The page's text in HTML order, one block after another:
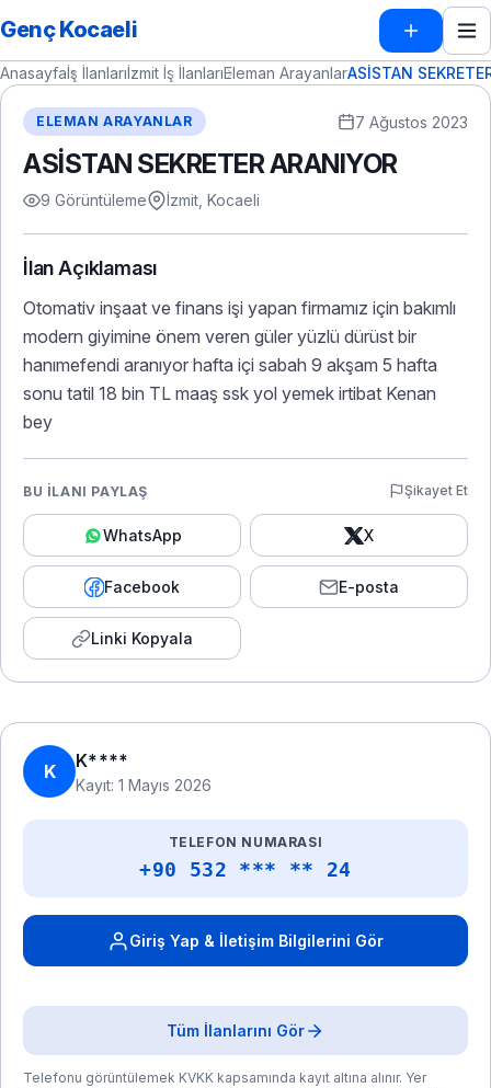
Genç Kocaeli
Anasayfaİş İlanlarıİzmit İş İlanlarıEleman ArayanlarASİSTAN
ELEMAN ARAYANLAR 7 Ağustos 2023
ASİSTAN SEKRETER ARANIYOR
9 Görüntüleme İzmit, Kocaeli
İlan Açıklaması
Otomativ inşaat ve finans işi yapan firmamız için bakımlı
modern giyimine önem veren güler yüzlü dürüst bir
hanımefendi aranıyor hafta içi sabah 9 akşam 5 hafta
sonu tatil 18 bin TL maaş ssk yol yemek irtibat Kenan
bey
BU İLANI PAYLAŞ Şikayet Et
WhatsApp X
Facebook E-posta
Linki Kopyala
K
K****
Kayıt: 1 Mayıs 2026
TELEFON NUMARASI
+90 532 *** ** 24
Giriş Yap & İletişim Bilgilerini Gör
Tüm İlanlarını Gör
Telefonu görüntülemek KVKK kapsamında kayıt altına alınır. Yer